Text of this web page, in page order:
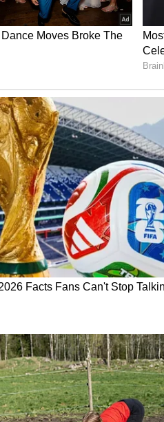
ಸುಪ್ರೀಂಕೋರ್ಚ್‌ ಮುಂದೆ ಬಾಕಿ
ಎಂದು ಹೇಳಲಾಗುತ್ತಿದೆ. ಒಟ್ಟಾರೆ
ಕಾನೂನು ತಜ್ಞರ ಅಭಿಪ್ರಾಯದ ಮೇಲೆ
ಕೈಗೊಳ್ಳಲಿದೆ ಎಂಬುದನ್ನು ಕಾದು
ಪಕ್ಷ ರಚಿಸಲ್ಲ, ಆದ್ರೆ...:
ಸ್ಥಳೀಯ ಸಂಸ್ಥೆಗಳಿಗೆ 2
ಚುನಾವಣೆ ನಡೆಸದೇ ಇರುವುದು
ಸಂಸ್ಥೆಗಳ ಕ್ಷೇತ್ರ
ವರ್ಷಗಳ ಅವಧಿ ಪೂರ್ಣಗೊಂಡಾಗ
ಇದ್ದವೋ ಅಷ್ಟುಕ್ಷೇತ್ರಕ್ಕೆ
ಪ್ರಕ್ರಿಯೆ ಆಗಿಲ್ಲ ಎಂಬ ಕಾರಣಕ್ಕೆ
ಮುಗಿಯುವವರೆಗೆ ಇತರೆ
ಸುಪ್ರೀಂ ಆದೇಶಿಸಿದೆ. ಮೀಸಲು
ಕಾಯಬೇಕಿಲ್ಲ. ಅವಧಿ